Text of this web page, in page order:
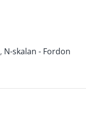
, N-skalan - Fordon